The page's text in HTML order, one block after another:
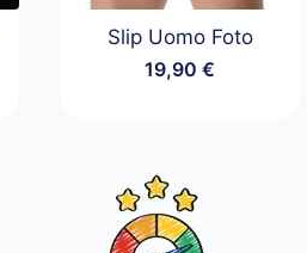
Slip Uomo Foto
19,90€